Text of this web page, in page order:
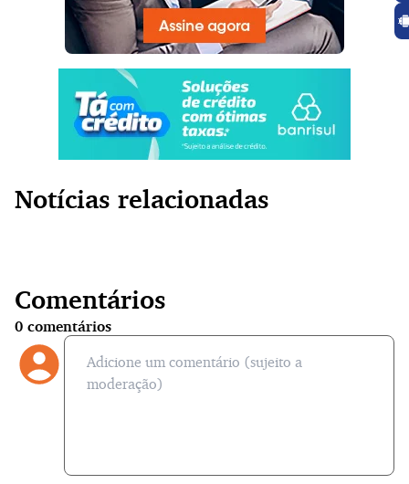
Notícias relacionadas
Comentários
0 comentários